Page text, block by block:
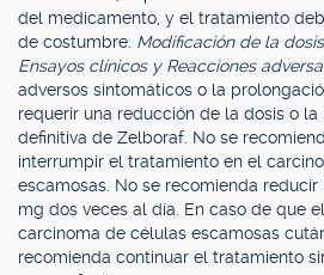
del medicamento, y el tratamiento
de costumbre. Modificación de la
Ensayos clínicos y Reacciones
adversos sintomáticos o la
requerir una reducción de la dosis o
definitiva de Zelboraf. No se
interrumpir el tratamiento en el
escamosas. No se recomienda
mg dos veces al día. En caso de que
carcinoma de células escamosas
recomienda continuar el tratamiento